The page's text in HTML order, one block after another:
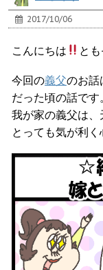
2017/10/06
こんにちは と
今回の義父のお話
だった頃の話です。
我が家の義父は
とっても気が利く